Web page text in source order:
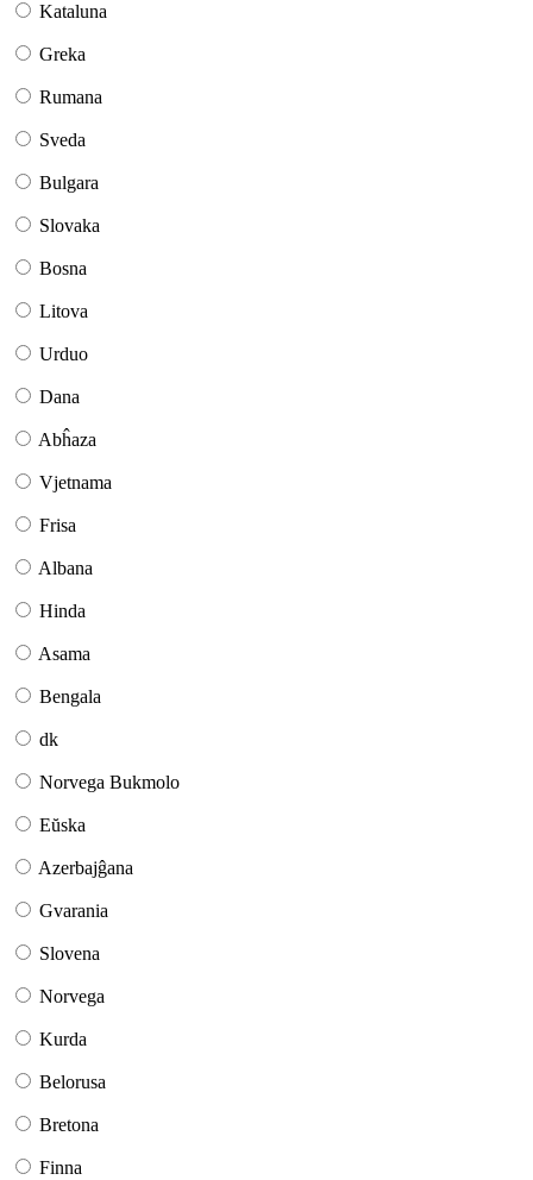
Kataluna
Greka
Rumana
Sveda
Bulgara
Slovaka
Bosna
Litova
Urduo
Dana
Abĥaza
Vjetnama
Frisa
Albana
Hinda
Asama
Bengala
dk
Norvega Bukmolo
Eŭska
Azerbajĝana
Gvarania
Slovena
Norvega
Kurda
Belorusa
Bretona
Finna